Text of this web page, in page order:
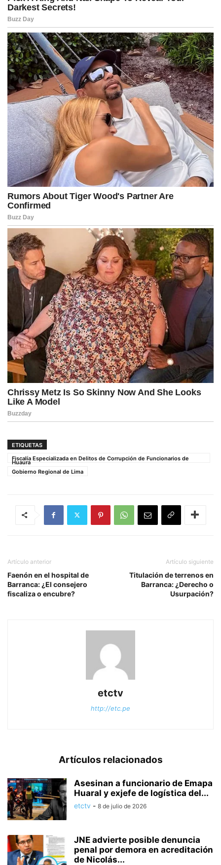
ETIQUETAS
Fiscalía Especializada en Delitos de Corrupción de Funcionarios de
Huaura
Gobierno Regional de Lima
Artículo anterior
Faenón en el hospital de
Barranca: ¿El consejero
fiscaliza o encubre?
Artículo siguiente
Titulación de terrenos en
Barranca: ¿Derecho o
Usurpación?
etctv
http://etc.pe
Artículos relacionados
Asesinan a funcionario de Emapa
Huaral y exjefe de logística del...
etctv - 8 de julio de 2026
JNE advierte posible denuncia
penal por demora en acreditación
de Nicolás...